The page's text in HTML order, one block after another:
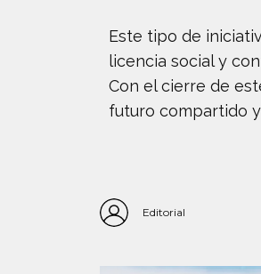
Este tipo de
licencia social y
Con el cierre de
futuro compartido
Editorial